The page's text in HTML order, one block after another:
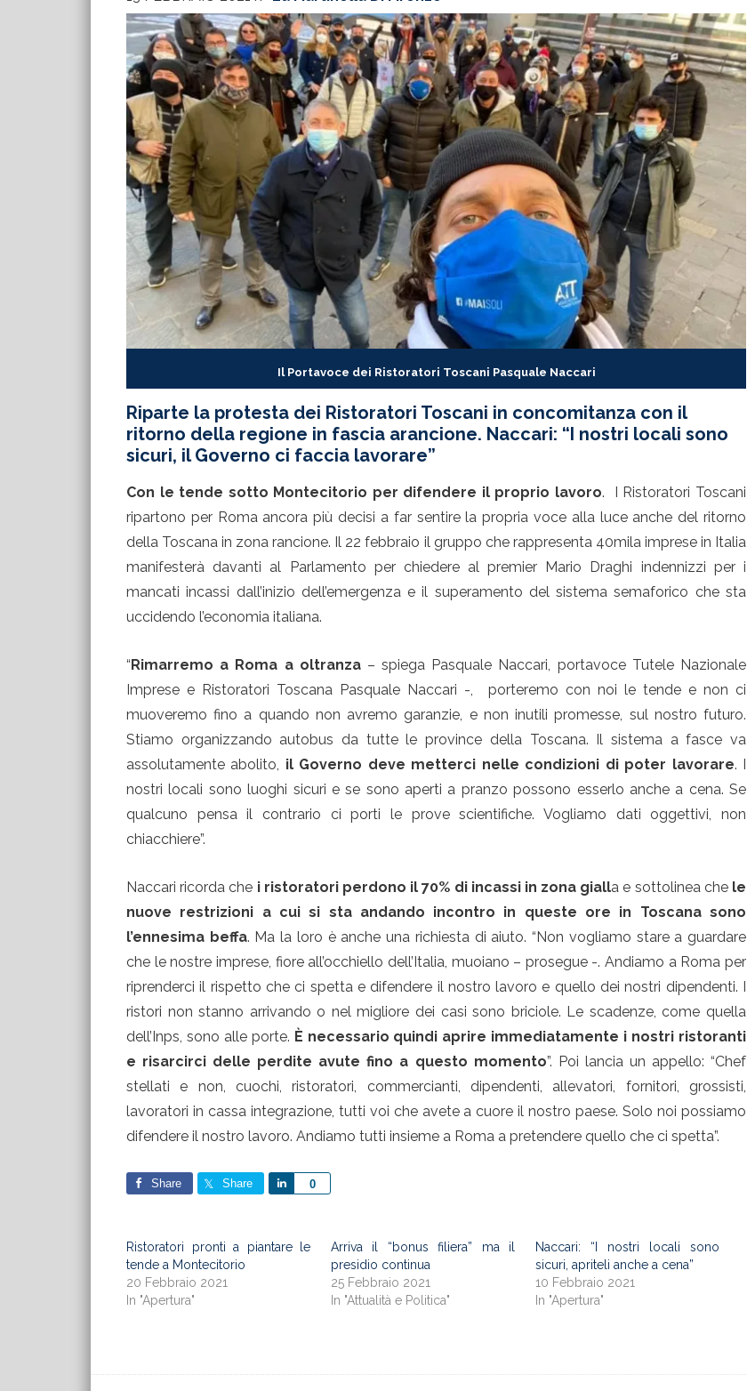
Il Portavoce dei Ristoratori Toscani Pasquale Naccari
Riparte la protesta dei Ristoratori Toscani in concomitanza con il
ritorno della regione in fascia arancione. Naccari: “I nostri locali sono
sicuri, il Governo ci faccia lavorare”
Con le tende sotto Montecitorio per difendere il proprio lavoro. I Ristoratori Toscani
ripartono per Roma ancora più decisi a far sentire la propria voce alla luce anche del ritorno
della Toscana in zona rancione. Il 22 febbraio il gruppo che rappresenta 40mila imprese in Italia
manifesterà davanti al Parlamento per chiedere al premier Mario Draghi indennizzi per i
mancati incassi dall’inizio dell’emergenza e il superamento del sistema semaforico che sta
uccidendo l’economia italiana.
“Rimarremo a Roma a oltranza– spiega Pasquale Naccari, portavoce Tutele Nazionale
Imprese e Ristoratori Toscana Pasquale Naccari -, porteremo con noi le tende e non ci
muoveremo fino a quando non avremo garanzie, e non inutili promesse, sul nostro futuro.
Stiamo organizzando autobus da tutte le province della Toscana. Il sistema a fasce va
assolutamente abolito, il Governo deve metterci nelle condizioni di poter lavorare. I
nostri locali sono luoghi sicuri e se sono aperti a pranzo possono esserlo anche a cena. Se
qualcuno pensa il contrario ci porti le prove scientifiche. Vogliamo dati oggettivi, non
chiacchiere”.
Naccari ricorda che i ristoratori perdono il 70% di incassi in zona gialla e sottolinea che le
nuove restrizioni a cui si sta andando incontro in queste ore in Toscana sono
l’ennesima beffa. Ma la loro è anche una richiesta di aiuto. “Non vogliamo stare a guardare
che le nostre imprese, fiore all’occhiello dell’Italia, muoiano – prosegue -. Andiamo a Roma per
riprenderci il rispetto che ci spetta e difendere il nostro lavoro e quello dei nostri dipendenti. I
ristori non stanno arrivando o nel migliore dei casi sono briciole. Le scadenze, come quella
dell’Inps, sono alle porte. È necessario quindi aprire immediatamente i nostri ristoranti
e risarcirci delle perdite avute fino a questo momento”. Poi lancia un appello: “Chef
stellati e non, cuochi, ristoratori, commercianti, dipendenti, allevatori, fornitori, grossisti,
lavoratori in cassa integrazione, tutti voi che avete a cuore il nostro paese. Solo noi possiamo
difendere il nostro lavoro. Andiamo tutti insieme a Roma a pretendere quello che ci spetta”.
Share Share 0
Share
Ristoratori pronti a piantare le
tende a Montecitorio
20 Febbraio 2021
In "Apertura"
Arriva il “bonus filiera” ma il
presidio continua
25 Febbraio 2021
In "Attualità e Politica"
Naccari: “I nostri locali sono
sicuri, apriteli anche a cena”
10 Febbraio 2021
In "Apertura"